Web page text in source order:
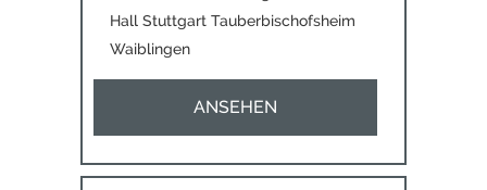
Hall Stuttgart Tauberbischofsheim
Waiblingen
ANSEHEN